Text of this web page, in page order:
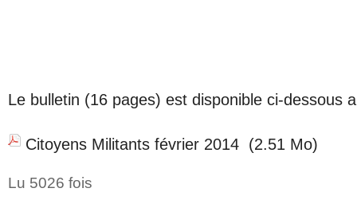
Le bulletin (16 pages) est disponible ci-dessous
Citoyens Militants février 2014 (2.51 Mo)
Lu 5026 fois